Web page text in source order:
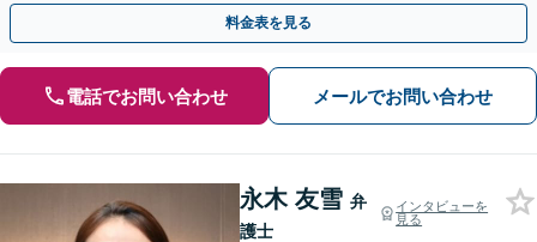
料金表を見る
電話でお問い合わせ メールでお問い合わせ
永木 友雪 弁
護士
インタビューを
見る